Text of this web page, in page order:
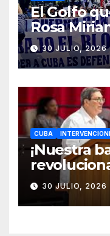
El Golfo
Rosa
30 JULIO, 2026
CUBA
¡Nuestra
jamás!
Parrilla
30 JULIO, 2026